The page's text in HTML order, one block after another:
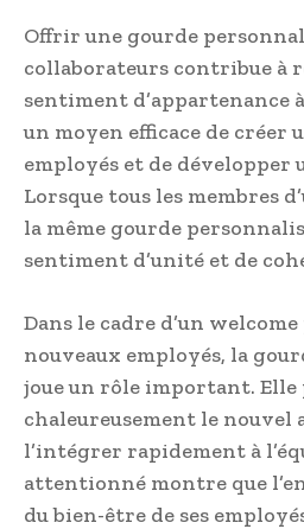
Offrir une gourde
collaborateurs contribue à
sentiment d’appartenance
un moyen efficace de créer
employés et de développer
Lorsque tous les membres
la même gourde
sentiment d’unité et de
Dans le cadre d’un
nouveaux employés, la
joue un rôle important. Elle
chaleureusement le
l’intégrer rapidement à
attentionné montre que
du bien-être de ses